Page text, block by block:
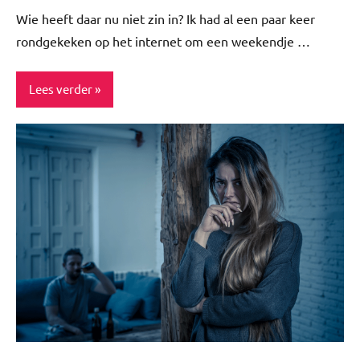
Wie heeft daar nu niet zin in? Ik had al een paar keer
rondgekeken op het internet om een weekendje …
Lees verder
ADV
Blog
Vakantie